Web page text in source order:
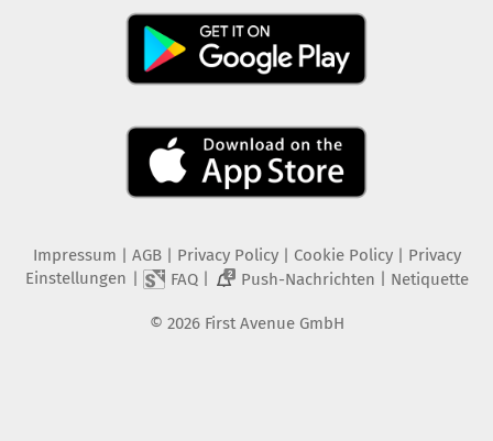
Impressum | AGB | Privacy Policy| Cookie Policy| Privacy
Einstellungen | FAQ| 2 Push-Nachrichten | Netiquette
© 2026 First Avenue GmbH